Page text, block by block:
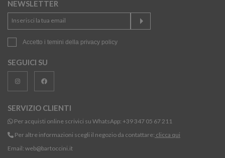
NEWSLETTER
Accetto i temini della privacy policy
SEGUICI SU
SERVIZIO CLIENTI
Per acquisti online scrivici su WhatsApp: +39 347 05 67 211
Per altre informazioni scegli il negozio da contattare: clicca qui
Email: web@bartoccini.it